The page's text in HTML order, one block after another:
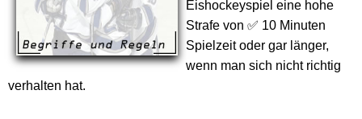
Eishockeyspiel eine hohe
Strafe von ✅ 10 Minuten
Spielzeit oder gar länger,
wenn man sich nicht richtig
verhalten hat.